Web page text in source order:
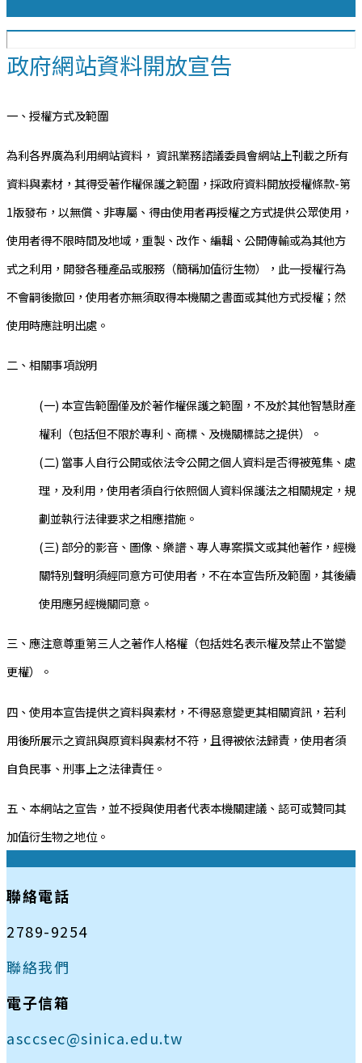
政府網站資料開放宣告
一、授權方式及範圍
為利各界廣為利用網站資料， 資訊業務諮議委員會網站上刊載之所有
資料與素材，其得受著作權保護之範圍，採政府資料開放授權條款-第
1版發布，以無償、非專屬、得由使用者再授權之方式提供公眾使用，
使用者得不限時間及地域，重製、改作、編輯、公開傳輸或為其他方
式之利用，開發各種產品或服務（簡稱加值衍生物），此一授權行為
不會嗣後撤回，使用者亦無須取得本機關之書面或其他方式授權；然
使用時應註明出處。
二、相關事項說明
(一) 本宣告範圍僅及於著作權保護之範圍，不及於其他智慧財產
權利（包括但不限於專利、商標、及機關標誌之提供）。
(二) 當事人自行公開或依法令公開之個人資料是否得被蒐集、處
理，及利用，使用者須自行依照個人資料保護法之相關規定，規
劃並執行法律要求之相應措施。
(三) 部分的影音、圖像、樂譜、專人專案撰文或其他著作，經機
關特別聲明須經同意方可使用者，不在本宣告所及範圍，其後續
使用應另經機關同意。
三、應注意尊重第三人之著作人格權（包括姓名表示權及禁止不當變
更權）。
四、使用本宣告提供之資料與素材，不得惡意變更其相關資訊，若利
用後所展示之資訊與原資料與素材不符，且得被依法歸責，使用者須
自負民事、刑事上之法律責任。
五、本網站之宣告，並不授與使用者代表本機關建議、認可或贊同其
加值衍生物之地位。
聯絡電話
2789-9254
聯絡我們
電子信箱
asccsec@sinica.edu.tw